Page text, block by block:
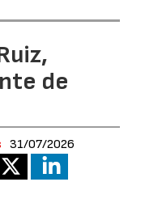
de
31/07/2026